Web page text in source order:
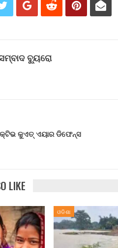
ବ୍ୟୁରୋ
କୁଏତ୍ ଏୟାର ଡିଫେନ୍ସ
LIKE
ଓଡିଶା